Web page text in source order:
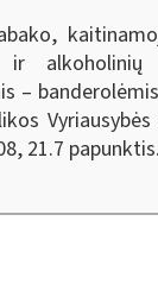
alkoholinių
–
21.7 papunktis.